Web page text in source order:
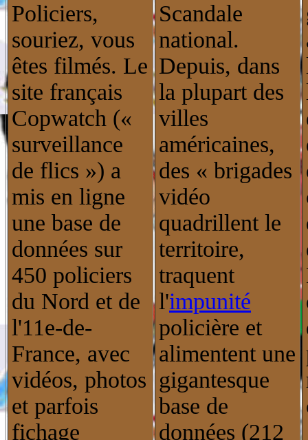
Policiers,
souriez, vous
êtes filmés. Le
site français
Copwatch («
surveillance
de flics ») a
mis en ligne
une base de
données sur
450 policiers
du Nord et de
l'11e-de-
France, avec
vidéos, photos
et parfois
fichage
Scandale
national.
Depuis, dans
la plupart des
villes
américaines,
des « brigades
vidéo
quadrillent le
territoire,
traquent
l'impunité
policière et
alimentent une
gigantesque
base de
données (212